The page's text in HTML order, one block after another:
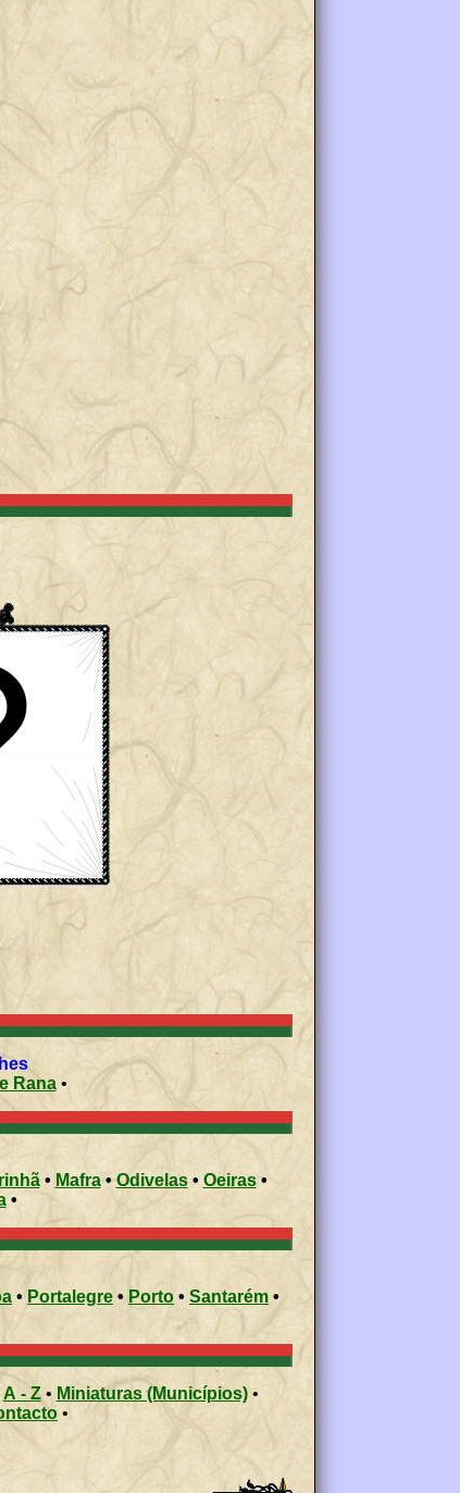
Rana•
• Mafra•Odivelas• Oeiras•
•
• Portalegre • Porto • Santarém •
A - Z• Miniaturas (Municípios)•
•